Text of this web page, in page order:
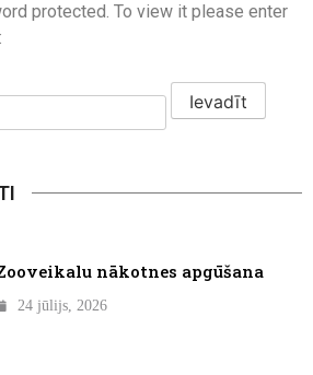
protected. To view it please enter
nākotnes apgūšana
24 jūlijs, 2026